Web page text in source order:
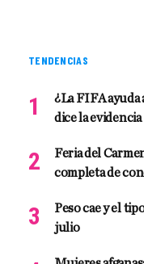
TENDENCIAS
¿La FIFA ayuda
dice la evidencia
Feria del
completa de
Peso cae y el
julio